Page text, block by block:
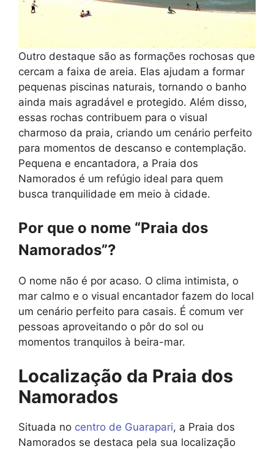
Outro destaque são as formações rochosas que
cercam a faixa de areia. Elas ajudam a formar
pequenas piscinas naturais, tornando o banho
ainda mais agradável e protegido. Além disso,
essas rochas contribuem para o visual
charmoso da praia, criando um cenário perfeito
para momentos de descanso e contemplação.
Pequena e encantadora, a Praia dos
Namorados é um refúgio ideal para quem
busca tranquilidade em meio à cidade.
Por que o nome “Praia dos
Namorados”?
O nome não é por acaso. O clima intimista, o
mar calmo e o visual encantador fazem do local
um cenário perfeito para casais. É comum ver
pessoas aproveitando o pôr do sol ou
momentos tranquilos à beira-mar.
Localização da Praia dos
Namorados
Situada no centro de Guarapari, a Praia dos
Namorados se destaca pela sua localização